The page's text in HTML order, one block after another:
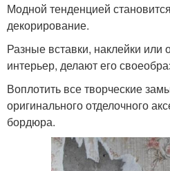
Модной тенденцией
декорирование.
Разные вставки, наклейки
интерьер, делают его
Воплотить все творческие
оригинального отделочного
бордюра.